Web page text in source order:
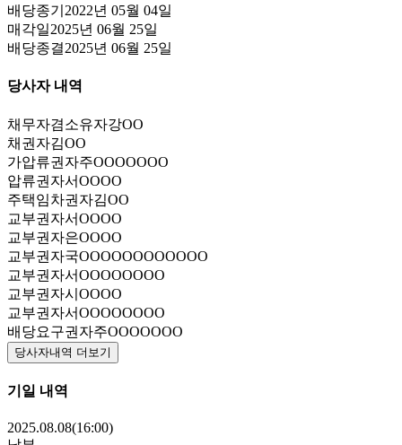
배당종기 2022년 05월 04일
매각일2025년 06월 25일
배당종결2025년 06월 25일
당사자 내역
채무자겸소유자강OO
채권자김OO
가압류권자주OOOOOOO
압류권자서OOOO
주택임차권자김OO
교부권자서OOOO
교부권자은OOOO
교부권자국OOOOOOOOOOOO
교부권자서OOOOOOOO
교부권자시OOOO
교부권자서OOOOOOOO
배당요구권자주OOOOOOO
당사자내역 더보기
기일 내역
2025.08.08(16:00)